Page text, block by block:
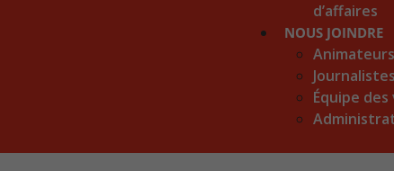
d’affaires
NOUS JOINDRE
Animateurs
Journalistes
Équipe